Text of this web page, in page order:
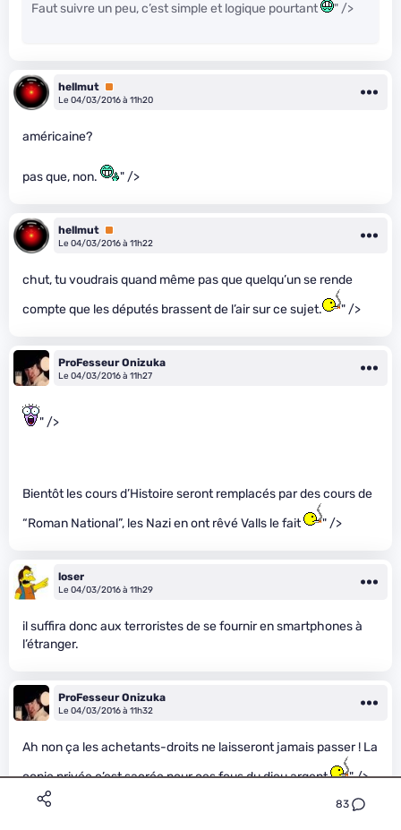
83
Faut suivre un peu, c’est simple et logique pourtant " />
hellmut Premium
Le 04/03/2016 à 11h20
américaine?
pas que, non. " />
hellmut Premium
Le 04/03/2016 à 11h22
chut, tu voudrais quand même pas que quelqu’un se rende
compte que les députés brassent de l’air sur ce sujet.
" />
ProFesseur Onizuka
Le 04/03/2016 à 11h27
" />
Bientôt les cours d’Histoire seront remplacés par des cours de
“Roman National”, les Nazi en ont rêvé Valls le fait
" />
loser
Le 04/03/2016 à 11h29
il suffira donc aux terroristes de se fournir en smartphones à
l’étranger.
ProFesseur Onizuka
Le 04/03/2016 à 11h32
Ah non ça les achetants-droits ne laisseront jamais passer ! La
copie privée c’est sacrée pour ces fous du dieu argent
" />